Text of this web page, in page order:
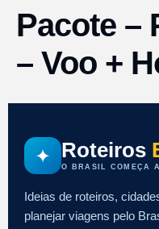
Pacote –
– Voo +
✦ Roteiros
O BRASIL COMEÇA
Ideias de roteiros,
planejar viagens pelo